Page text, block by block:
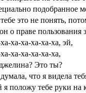
подобранное
это не понять,
о праве
ха-ха-ха-ха-ха, эй,
ха-ха-ха-ха-ха,
Это ты?
что я видела
я положу тебе руки